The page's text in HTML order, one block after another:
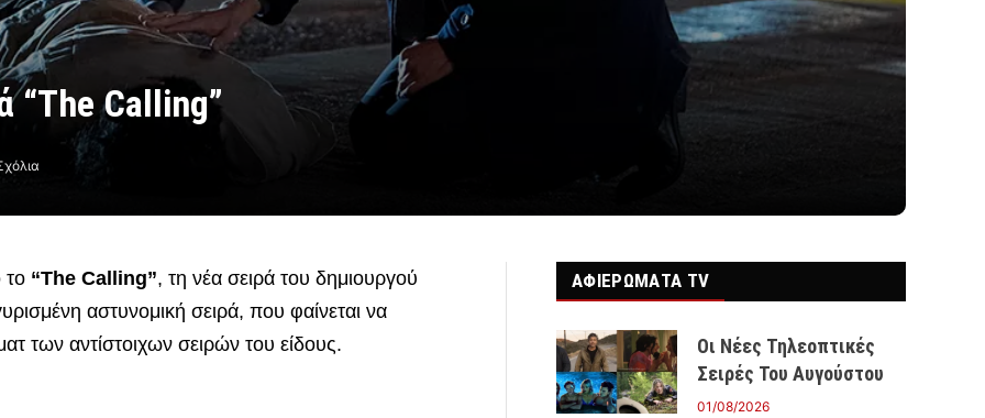
“The Calling”
“The Calling”, τη νέα σειρά του δημιουργού
αστυνομική σειρά, που φαίνεται να
των αντίστοιχων σειρών του είδους.
ΑΦΙΕΡΩΜΑΤΑ TV
Οι Νέες Τηλεοπτικές
Σειρές Του Αυγούστου
01/08/2026